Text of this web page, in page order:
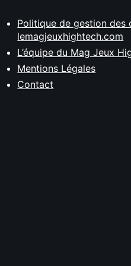
Politique de gestion des
lemagjeuxhightech.com
L’équipe du Mag Jeux
Mentions Légales
Contact